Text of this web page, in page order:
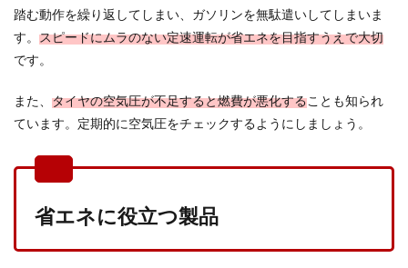
踏む動作を繰り返してしまい、ガソリンを無駄遣いしてしまいま
す。 スピードにムラのない定速運転が省エネを目指すうえで大切
です。
また、 タイヤの空気圧が不足すると燃費が悪化することも知られ
ています。定期的に空気圧をチェックするようにしましょう。
省エネに役立つ製品